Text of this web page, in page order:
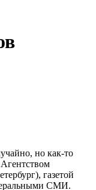
но как-то
газетой
СМИ.